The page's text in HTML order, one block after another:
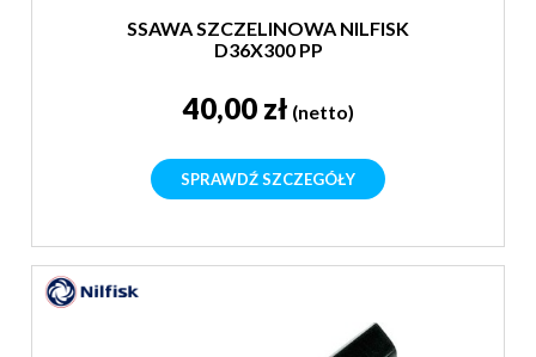
SSAWA SZCZELINOWA NILFISK
D36X300 PP
40,00 zł (netto)
SPRAWDŹ SZCZEGÓŁY